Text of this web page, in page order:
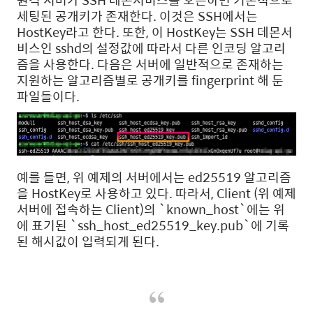
세팅된 공개키가 존재한다. 이것은 SSH에서는
HostKey라고 한다. 또한, 이 HostKey는 SSH 데몬서
비스인 sshd의 설정값에 따라서 다른 인코딩 알고리
즘을 사용한다. 다음은 서버에 일반적으로 존재하는
지원하는 알고리즘별로 공개키를 fingerprint 해 둔
파일들이다.
예를 들면, 위 예제의 서버에서는 ed25519 알고리즘
을 HostKey로 사용하고 있다. 따라서, Client (위 예제
서버에 접속하는 Client)의 `known_host`에는 위
에 표기된 `ssh_host_ed25519_key.pub`에 기록
된 해시값이 입력되게 된다.